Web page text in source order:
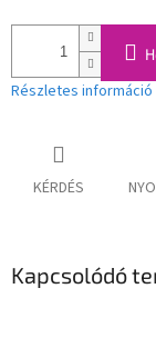
Részletes információ
KÉRDÉS
Kapcsolódó